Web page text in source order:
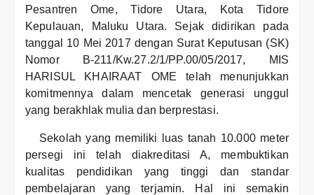
Pesantren Ome, Tidore Utara, Kota Tidore
Kepulauan, Maluku Utara. Sejak didirikan pada
tanggal 10 Mei 2017 dengan Surat Keputusan (SK)
Nomor B-211/Kw.27.2/1/PP.00/05/2017, MIS
HARISUL KHAIRAAT OME telah menunjukkan
komitmennya dalam mencetak generasi unggul
yang berakhlak mulia dan berprestasi.
Sekolah yang memiliki luas tanah 10.000 meter
persegi ini telah diakreditasi A, membuktikan
kualitas pendidikan yang tinggi dan standar
pembelajaran yang terjamin. Hal ini semakin